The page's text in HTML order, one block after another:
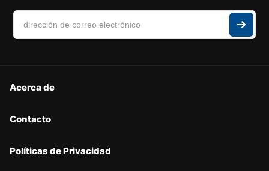
Acerca de
Contacto
Políticas de Privacidad